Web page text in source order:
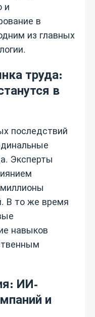
и
в
из главных
труда:
в
последствий
Эксперты
В то же время
навыков
ИИ-
и